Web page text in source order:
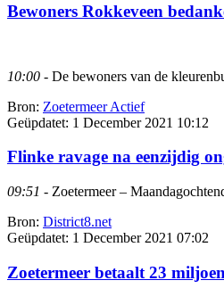
Bewoners Rokkeveen
10:00 - De bewoners van de
Bron: Zoetermeer Actief
Geüpdatet: 1 December 2021 10:12
Flinke ravage na eenzijdig
09:51 - Zoetermeer –
Bron: District8.net
Geüpdatet: 1 December 2021 07:02
Zoetermeer betaalt 23